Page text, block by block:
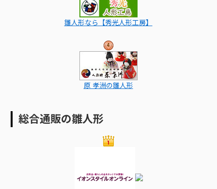
雛人形なら【秀光人形工房】
原 孝洲の雛人形
総合通販の雛人形